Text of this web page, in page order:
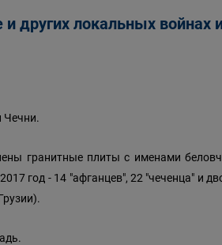
других локальных войнах
Чечни.
гранитные плиты с именами
год - 14 "афганцев", 22 "чеченца" и